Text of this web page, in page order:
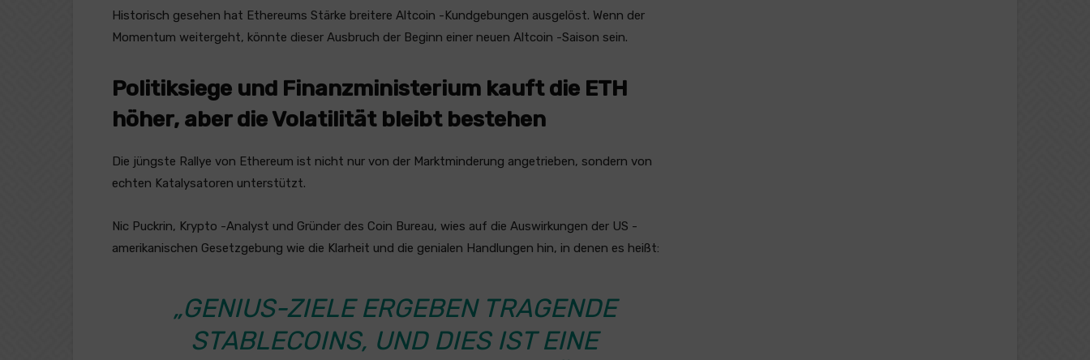
Historisch gesehen hat Ethereums Stärke breitere Altcoin -Kundgebungen ausgelöst. Wenn der
Momentum weitergeht, könnte dieser Ausbruch der Beginn einer neuen Altcoin -Saison sein.
Politiksiege und Finanzministerium kauft die ETH
höher, aber die Volatilität bleibt bestehen
Die jüngste Rallye von Ethereum ist nicht nur von der Marktminderung angetrieben, sondern von
echten Katalysatoren unterstützt.
Nic Puckrin, Krypto -Analyst und Gründer des Coin Bureau, wies auf die Auswirkungen der US -
amerikanischen Gesetzgebung wie die Klarheit und die genialen Handlungen hin, in denen es heißt:
„GENIUS-ZIELE ERGEBEN TRAGENDE
STABLECOINS, UND DIES IST EINE